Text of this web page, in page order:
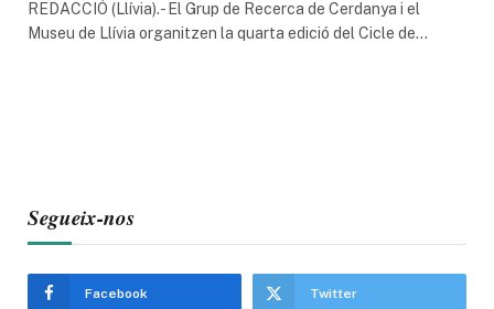
REDACCIÓ (Llívia).- El Grup de Recerca de Cerdanya i el
Museu de Llívia organitzen la quarta edició del Cicle de…
Segueix-nos
Facebook Twitter